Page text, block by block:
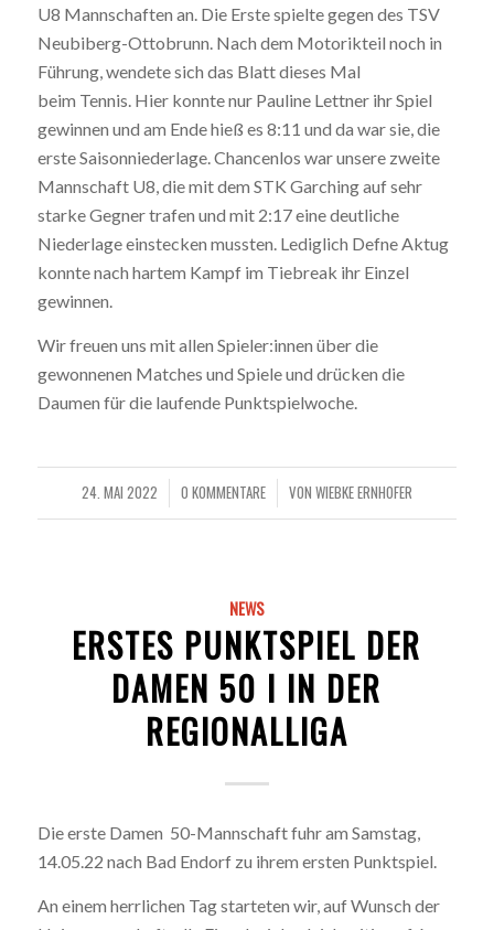
U8 Mannschaften an. Die Erste spielte gegen des TSV
Neubiberg-Ottobrunn. Nach dem Motorikteil noch in
Führung, wendete sich das Blatt dieses Mal
beim Tennis. Hier konnte nur Pauline Lettner ihr Spiel
gewinnen und am Ende hieß es 8:11 und da war sie, die
erste Saisonniederlage. Chancenlos war unsere zweite
Mannschaft U8, die mit dem STK Garching auf sehr
starke Gegner trafen und mit 2:17 eine deutliche
Niederlage einstecken mussten. Lediglich Defne Aktug
konnte nach hartem Kampf im Tiebreak ihr Einzel
gewinnen.
Wir freuen uns mit allen Spieler:innen über die
gewonnenen Matches und Spiele und drücken die
Daumen für die laufende Punktspielwoche.
24. MAI 2022
/ 0 KOMMENTARE
/ VON WIEBKE ERNHOFER
NEWS
ERSTES PUNKTSPIEL DER
DAMEN 50 I IN DER
REGIONALLIGA
Die erste Damen 50-Mannschaft fuhr am Samstag,
14.05.22 nach Bad Endorf zu ihrem ersten Punktspiel.
An einem herrlichen Tag starteten wir, auf Wunsch der